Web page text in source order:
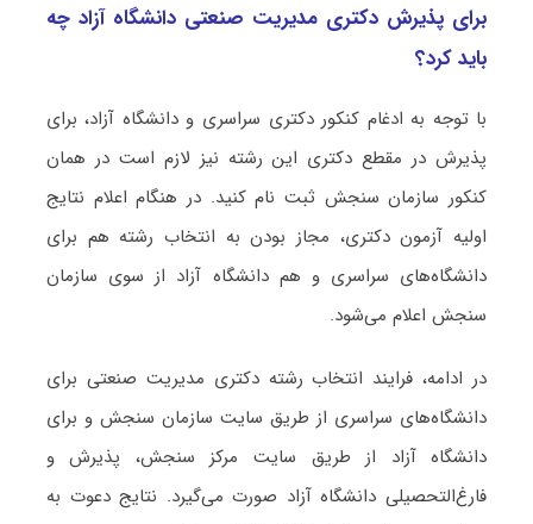
برای پذیرش دکتری ﻣﺪﻳﺮﻳﺖ صنعتی دانشگاه آزاد چه
باید کرد؟
با توجه به ادغام کنکور دکتری سراسری و دانشگاه آزاد، برای
پذیرش در مقطع دکتری این رشته نیز لازم است در همان
کنکور سازمان سنجش ثبت نام کنید. در هنگام اعلام نتایج
اولیه آزمون دکتری، مجاز بودن به انتخاب رشته هم برای
دانشگاه‌های سراسری و هم دانشگاه آزاد از سوی سازمان
سنجش اعلام می‌شود.
در ادامه، فرایند انتخاب رشته دکتری ﻣﺪﻳﺮﻳﺖ صنعتی برای
دانشگاه‌های سراسری از طریق سایت سازمان سنجش و برای
دانشگاه آزاد از طریق سایت مرکز سنجش، پذیرش و
فارغ‌التحصیلی دانشگاه آزاد صورت می‌گیرد. نتایج دعوت به